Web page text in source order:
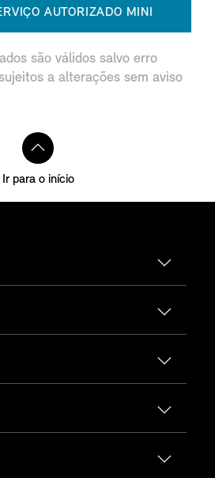
AUTORIZADO MINI
são válidos salvo erro
a alterações sem aviso
Ir para o início